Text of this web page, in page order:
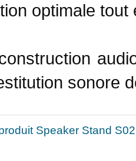
optimale
sonore
Speaker Stand